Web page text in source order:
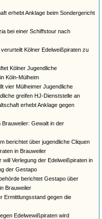
erhebt Anklage beim Sondergericht
bei einer Schiffstour nach
Kölner Edelweißpiraten zu
Kölner Jugendliche
Köln-Mülheim
vier Mülheimer Jugendliche
greifen HJ-Dienststelle an
erhebt Anklage gegen
Brauweiler: Gewalt in der
berichtet über jugendliche Cliquen
in Brauweiler
will Verlegung der Edelweißpiraten in
der Gestapo
berichtet Gestapo über
Brauweiler
Ermittlungsstand gegen die
Edelwewißpiraten wird